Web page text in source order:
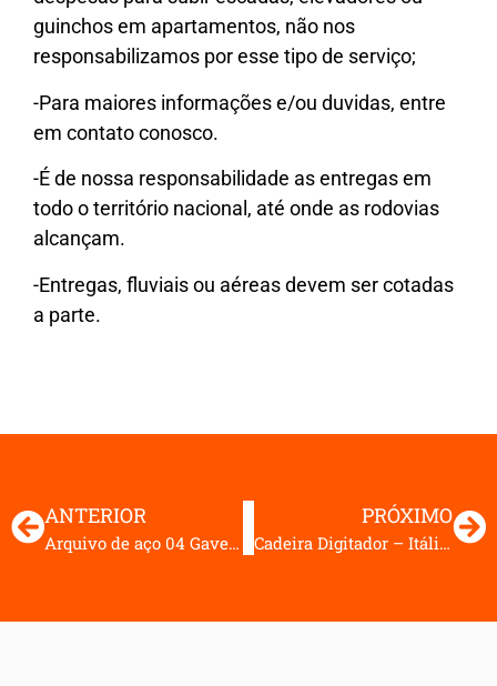
guinchos em apartamentos, não nos
responsabilizamos por esse tipo de serviço;
-Para maiores informações e/ou duvidas, entre
em contato conosco.
-É de nossa responsabilidade as entregas em
todo o território nacional, até onde as rodovias
alcançam.
-Entregas, fluviais ou aéreas devem ser cotadas
a parte.
ANTERIOR
Arquivo de aço 04 Gavetas
PRÓXIMO
Cadeira Digitador – Itália Econômica Lombar